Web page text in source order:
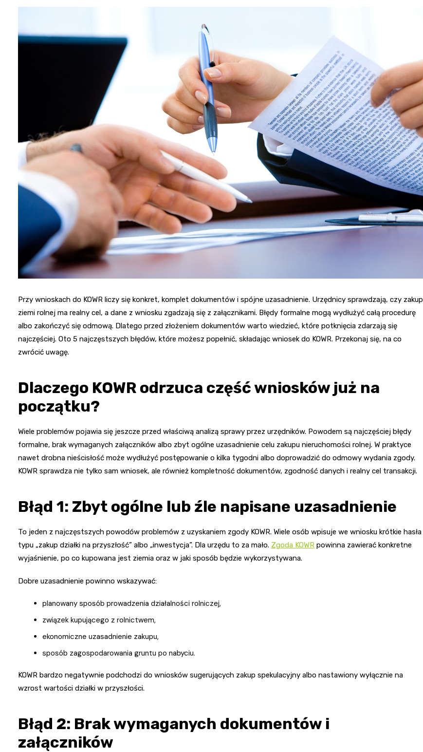
Przy wnioskach do KOWR liczy się konkret, komplet dokumentów i spójne uzasadnienie. Urzędnicy sprawdzają, czy zakup
ziemi rolnej ma realny cel, a dane z wniosku zgadzają się z załącznikami. Błędy formalne mogą wydłużyć całą procedurę
albo zakończyć się odmową. Dlatego przed złożeniem dokumentów warto wiedzieć, które potknięcia zdarzają się
najczęściej. Oto 5 najczęstszych błędów, które możesz popełnić, składając wniosek do KOWR. Przekonaj się, na co
zwrócić uwagę.
Dlaczego KOWR odrzuca część wniosków już na
początku?
Wiele problemów pojawia się jeszcze przed właściwą analizą sprawy przez urzędników. Powodem są najczęściej błędy
formalne, brak wymaganych załączników albo zbyt ogólne uzasadnienie celu zakupu nieruchomości rolnej. W praktyce
nawet drobna nieścisłość może wydłużyć postępowanie o kilka tygodni albo doprowadzić do odmowy wydania zgody.
KOWR sprawdza nie tylko sam wniosek, ale również kompletność dokumentów, zgodność danych i realny cel transakcji.
Błąd 1: Zbyt ogólne lub źle napisane uzasadnienie
To jeden z najczęstszych powodów problemów z uzyskaniem zgody KOWR. Wiele osób wpisuje we wniosku krótkie hasła
typu „zakup działki na przyszłość” albo „inwestycja”. Dla urzędu to za mało. Zgoda KOWR powinna zawierać konkretne
wyjaśnienie, po co kupowana jest ziemia oraz w jaki sposób będzie wykorzystywana.
Dobre uzasadnienie powinno wskazywać:
planowany sposób prowadzenia działalności rolniczej,
związek kupującego z rolnictwem,
ekonomiczne uzasadnienie zakupu,
sposób zagospodarowania gruntu po nabyciu.
KOWR bardzo negatywnie podchodzi do wniosków sugerujących zakup spekulacyjny albo nastawiony wyłącznie na
wzrost wartości działki w przyszłości.
Błąd 2: Brak wymaganych dokumentów i
załączników